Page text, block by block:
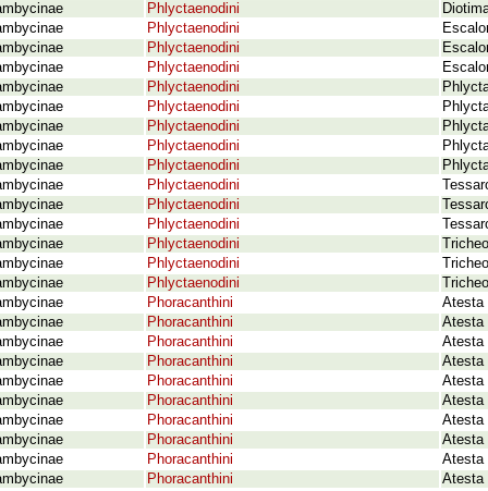
Phlyctaenodini
Phlyctaenodini
Phlyctaenodini
Phlyctaenodini
Phlyctaenodini
Phlyctaenodini
Phlyctaenodini
Phlyctaenodini
Phlyctaenodini
Phlyctaenodini
Phlyctaenodini
Phlyctaenodini
Phlyctaenodini
Phlyctaenodini
Phlyctaenodini
Phoracanthini
Atesta
Phoracanthini
Atesta
Phoracanthini
Atesta
Phoracanthini
Atesta
Phoracanthini
Atesta
Phoracanthini
Atesta
Phoracanthini
Atesta
Phoracanthini
Atesta
Phoracanthini
Atesta
Phoracanthini
Atesta